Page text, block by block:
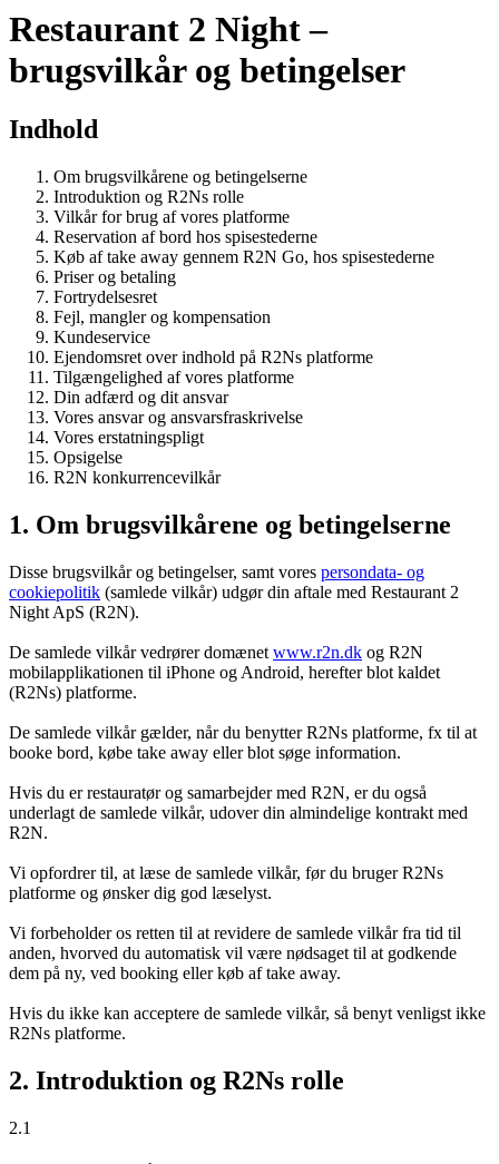
Restaurant 2 Night –
brugsvilkår og betingelser
Indhold
Om brugsvilkårene og betingelserne
Introduktion og R2Ns rolle
Vilkår for brug af vores platforme
Reservation af bord hos spisestederne
Køb af take away gennem R2N Go, hos spisestederne
Priser og betaling
Fortrydelsesret
Fejl, mangler og kompensation
Kundeservice
Ejendomsret over indhold på R2Ns platforme
Tilgængelighed af vores platforme
Din adfærd og dit ansvar
Vores ansvar og ansvarsfraskrivelse
Vores erstatningspligt
Opsigelse
R2N konkurrencevilkår
1. Om brugsvilkårene og betingelserne
Disse brugsvilkår og betingelser, samt vores persondata- og
cookiepolitik (samlede vilkår) udgør din aftale med Restaurant 2
Night ApS (R2N).
De samlede vilkår vedrører domænet www.r2n.dk og R2N
mobilapplikationen til iPhone og Android, herefter blot kaldet
(R2Ns) platforme.
De samlede vilkår gælder, når du benytter R2Ns platforme, fx til at
booke bord, købe take away eller blot søge information.
Hvis du er restauratør og samarbejder med R2N, er du også
underlagt de samlede vilkår, udover din almindelige kontrakt med
R2N.
Vi opfordrer til, at læse de samlede vilkår, før du bruger R2Ns
platforme og ønsker dig god læselyst.
Vi forbeholder os retten til at revidere de samlede vilkår fra tid til
anden, hvorved du automatisk vil være nødsaget til at godkende
dem på ny, ved booking eller køb af take away.
Hvis du ikke kan acceptere de samlede vilkår, så benyt venligst ikke
R2Ns platforme.
2. Introduktion og R2Ns rolle
2.1